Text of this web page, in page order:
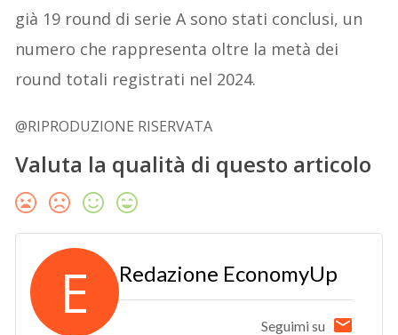
già 19 round di serie A sono stati conclusi, un
numero che rappresenta oltre la metà dei
round totali registrati nel 2024.
@RIPRODUZIONE RISERVATA
Valuta la qualità di questo articolo
E Redazione EconomyUp
Seguimi su